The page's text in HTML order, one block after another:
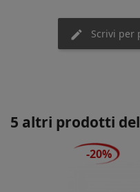
Scrivi per
5 altri prodotti
-20%